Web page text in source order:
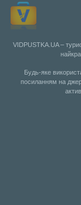
VIDPUSTKA.UA –
Будь-яке
посиланням на